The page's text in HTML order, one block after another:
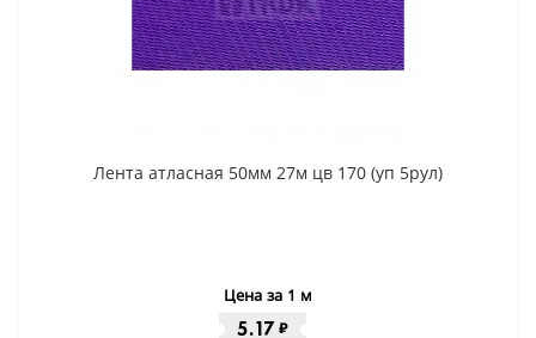
Лента атласная 50мм 27м цв 170 (уп 5рул)
Цена за 1 м
5.17 ₽